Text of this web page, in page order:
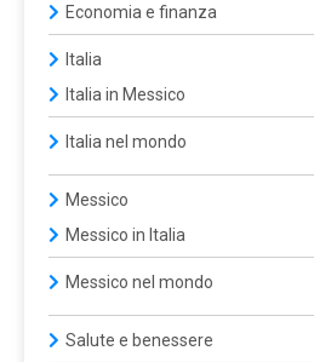
Economia e finanza
Italia
Italia in Messico
Italia nel mondo
Messico
Messico in Italia
Messico nel mondo
Salute e benessere